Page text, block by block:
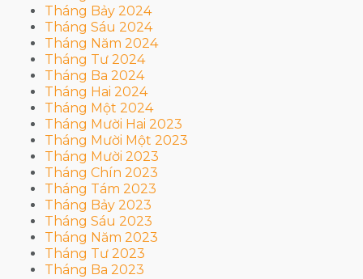
Tháng Bảy 2024
Tháng Sáu 2024
Tháng Năm 2024
Tháng Tư 2024
Tháng Ba 2024
Tháng Hai 2024
Tháng Một 2024
Tháng Mười Hai 2023
Tháng Mười Một 2023
Tháng Mười 2023
Tháng Chín 2023
Tháng Tám 2023
Tháng Bảy 2023
Tháng Sáu 2023
Tháng Năm 2023
Tháng Tư 2023
Tháng Ba 2023